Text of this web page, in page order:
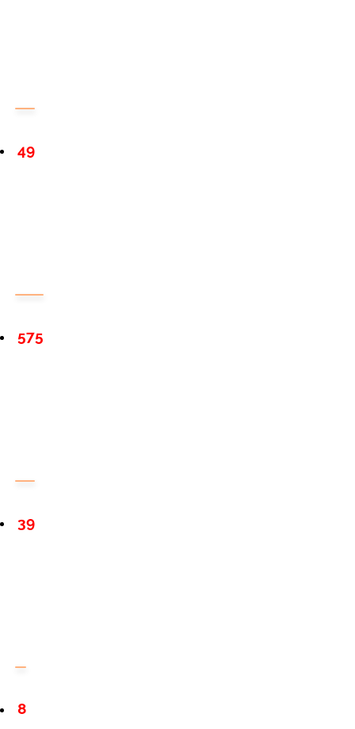
49
575
39
8